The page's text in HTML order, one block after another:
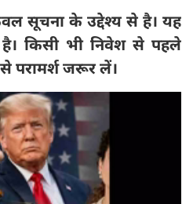
सूचना के उद्देश्य से है। यह
किसी भी निवेश से पहले
परामर्श जरूर लें।